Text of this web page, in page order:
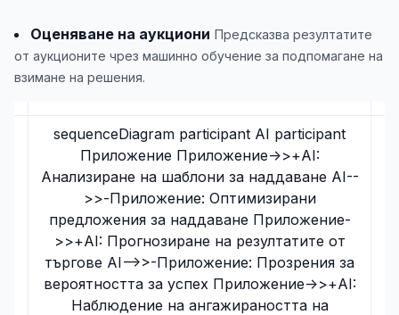
sequenceDiagram participant AI participant
Приложение Приложение->>+AI:
Анализиране на шаблони за наддаване AI--
>>-Приложение: Оптимизирани
предложения за наддаване Приложение-
>>+AI: Прогнозиране на резултатите от
търгове AI-->>-Приложение: Прозрения за
вероятността за успех Приложение->>+AI:
Наблюдение на ангажираността на
Оценяване на аукциони Предсказва резултатите
от аукционите чрез машинно обучение за подпомагане на
взимане на решения.